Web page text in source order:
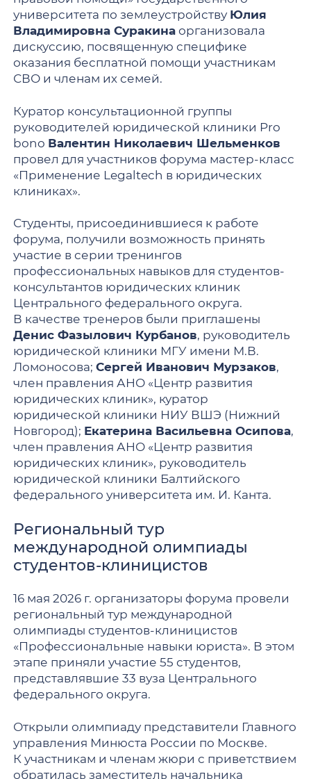
университета по землеустройству Юлия
Владимировна Суракина организовала
дискуссию, посвященную специфике
оказания бесплатной помощи участникам
СВО и членам их семей.
Куратор консультационной группы
руководителей юридической клиники Pro
bono Валентин Николаевич Шельменков
провел для участников форума мастер-класс
«Применение Legaltech в юридических
клиниках».
Студенты, присоединившиеся к работе
форума, получили возможность принять
участие в серии тренингов
профессиональных навыков для студентов-
консультантов юридических клиник
Центрального федерального округа.
В качестве тренеров были приглашены
Денис Фазылович Курбанов, руководитель
юридической клиники МГУ имени М.В.
Ломоносова;Сергей Иванович Мурзаков,
член правления АНО «Центр развития
юридических клиник», куратор
юридической клиники НИУ ВШЭ (Нижний
Новгород); Екатерина Васильевна Осипова,
член правления АНО «Центр развития
юридических клиник», руководитель
юридической клиники Балтийского
федерального университета им. И. Канта.
Региональный тур
международной олимпиады
студентов-клиницистов
16 мая 2026 г. организаторы форума провели
региональный тур международной
олимпиады студентов-клиницистов
«Профессиональные навыки юриста». В этом
этапе приняли участие 55 студентов,
представлявшие 33 вуза Центрального
федерального округа.
Открыли олимпиаду представители Главного
управления Минюста России по Москве.
К участникам и членам жюри с приветствием
обратилась заместитель начальника